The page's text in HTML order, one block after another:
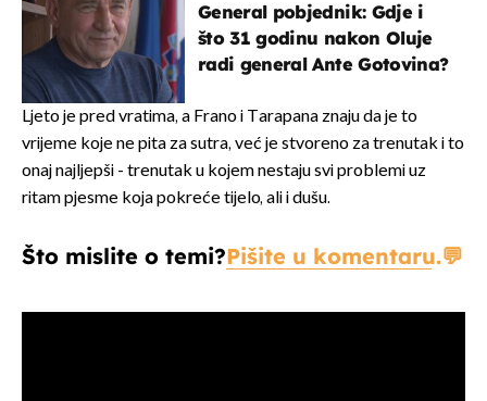
General pobjednik: Gdje i
što 31 godinu nakon Oluje
radi general Ante Gotovina?
Ljeto je pred vratima, a Frano i Tarapana znaju da je to
vrijeme koje ne pita za sutra, već je stvoreno za trenutak i to
onaj najljepši - trenutak u kojem nestaju svi problemi uz
ritam pjesme koja pokreće tijelo, ali i dušu.
Što mislite o temi?Pišite u komentaru.